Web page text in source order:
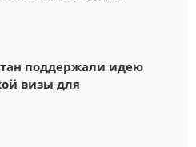
поддержали идею
визы для